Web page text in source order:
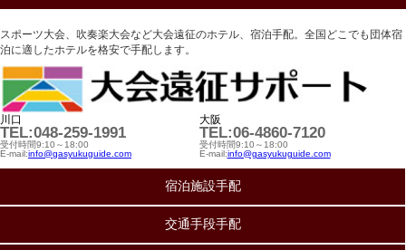
スポーツ大会、吹奏楽大会など大会遠征のホテル、宿泊手配。全国どこでも団体宿
泊に適したホテルを格安で手配します。
川口
TEL:048-259-1991
受付時間9:10～18:00
E-mail:info@gasyukuguide.com
大阪
TEL:06-4860-7120
受付時間9:10～18:00
E-mail:info@gasyukuguide.com
宿泊施設手配
交通手段手配